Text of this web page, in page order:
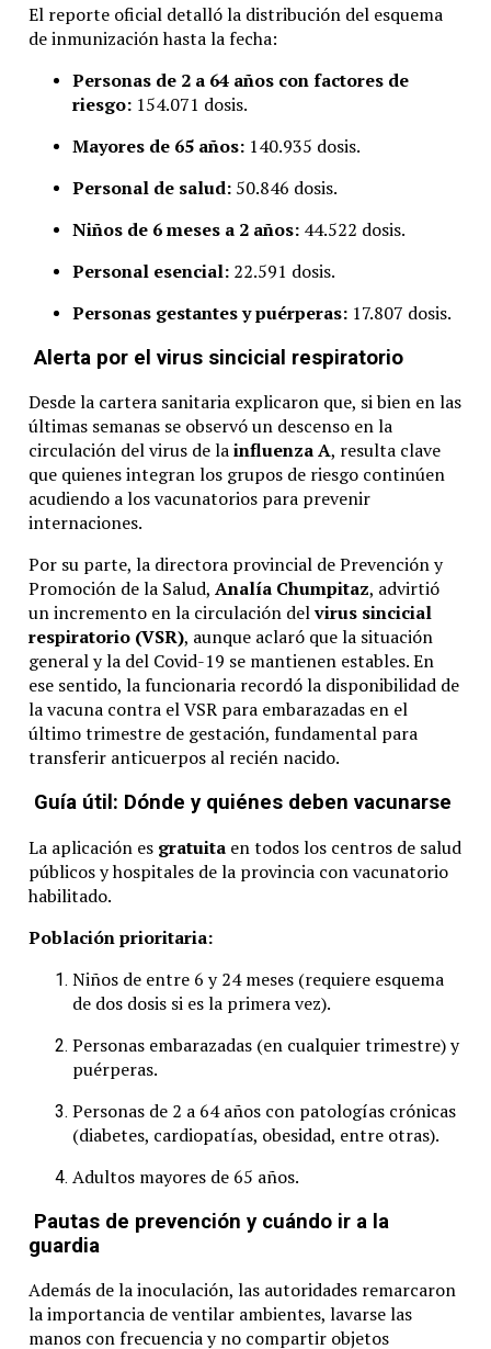
El reporte oficial detalló la distribución del esquema
de inmunización hasta la fecha:
Personas de 2 a 64 años con factores de
riesgo:154.071 dosis.
Mayores de 65 años:140.935 dosis.
Personal de salud:50.846 dosis.
Niños de 6 meses a 2 años:44.522 dosis.
Personal esencial:22.591 dosis.
Personas gestantes y puérperas:17.807 dosis.
Alerta por el virus sincicial respiratorio
Desde la cartera sanitaria explicaron que, si bien en las
últimas semanas se observó un descenso en la
circulación del virus de lainfluenza A, resulta clave
que quienes integran los grupos de riesgo continúen
acudiendo a los vacunatorios para prevenir
internaciones.
Por su parte, la directora provincial de Prevención y
Promoción de la Salud, Analía Chumpitaz, advirtió
un incremento en la circulación delvirus sincicial
respiratorio (VSR), aunque aclaró que la situación
general y la del Covid-19 se mantienen estables. En
ese sentido, la funcionaria recordó la disponibilidad de
la vacuna contra el VSR para embarazadas en el
último trimestre de gestación, fundamental para
transferir anticuerpos al recién nacido.
Guía útil: Dónde y quiénes deben vacunarse
La aplicación es gratuitaen todos los centros de salud
públicos y hospitales de la provincia con vacunatorio
habilitado.
Población prioritaria:
Niños de entre 6 y 24 meses (requiere esquema
de dos dosis si es la primera vez).
Personas embarazadas (en cualquier trimestre) y
puérperas.
Personas de 2 a 64 años con patologías crónicas
(diabetes, cardiopatías, obesidad, entre otras).
Adultos mayores de 65 años.
Pautas de prevención y cuándo ir a la
guardia
Además de la inoculación, las autoridades remarcaron
la importancia de ventilar ambientes, lavarse las
manos con frecuencia y no compartir objetos